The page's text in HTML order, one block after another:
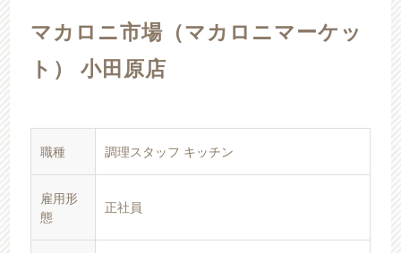
マカロニ市場（マカロニマーケッ
ト） 小田原店
職種 調理スタッフ キッチン
雇用形
態
正社員